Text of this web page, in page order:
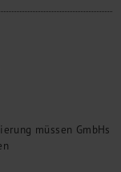
müssen GmbHs